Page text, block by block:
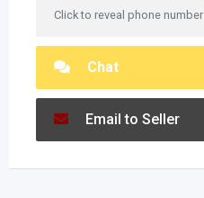
Click to reveal phone number
Chat
Email to Seller